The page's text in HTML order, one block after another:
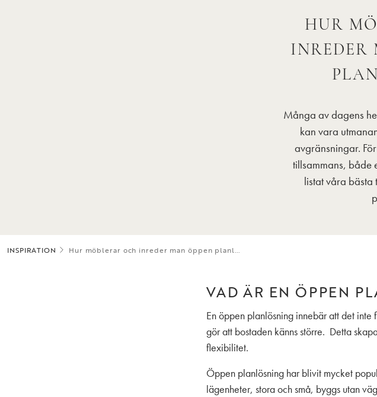
HUR
INREDER
Många av dagens
kan vara
avgränsningar.
tillsammans, både
listat våra
INSPIRATION Hur möblerar och inreder man öppen planl...
VAD ÄR EN ÖPPEN
En öppen planlösning innebär att det
gör att bostaden känns större. Detta
flexibilitet.
Öppen planlösning har blivit mycket
lägenheter, stora och små, byggs utan